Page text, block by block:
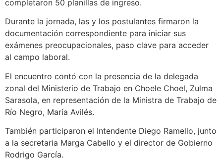
completaron 50 planillas de ingreso.
Durante la jornada, las y los postulantes firmaron la
documentación correspondiente para iniciar sus
exámenes preocupacionales, paso clave para acceder
al campo laboral.
El encuentro contó con la presencia de la delegada
zonal del Ministerio de Trabajo en Choele Choel, Zulma
Sarasola, en representación de la Ministra de Trabajo de
Río Negro, María Avilés.
También participaron el Intendente Diego Ramello, junto
a la secretaria Marga Cabello y el director de Gobierno
Rodrigo García.